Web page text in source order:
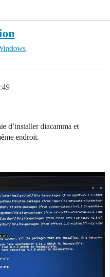
d’installer diacamma et
endroit.